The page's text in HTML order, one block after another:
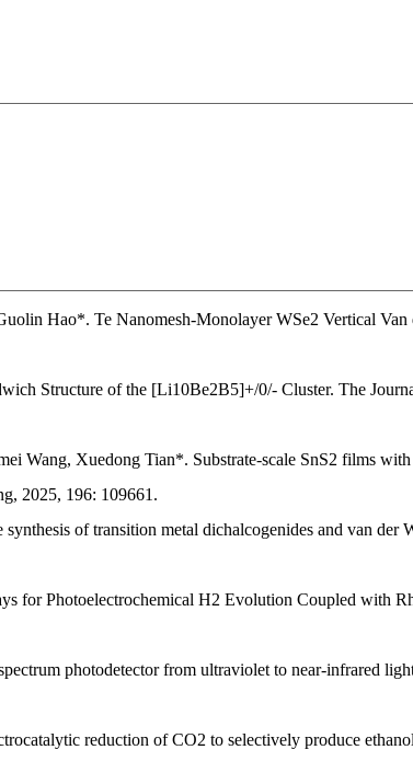
Hao*. Te Nanomesh-Monolayer WSe2 Vertical Van
Structure of the [Li10Be2B5]+/0/- Cluster. The
Wang, Xuedong Tian*. Substrate-scale SnS2 films
2025, 196: 109661.
of transition metal dichalcogenides and van der
for Photoelectrochemical H2 Evolution Coupled with
photodetector from ultraviolet to near-infrared
reduction of CO2 to selectively produce